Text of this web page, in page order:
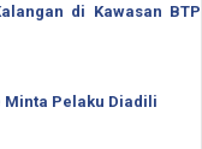
di Kawasan BTP
Minta Pelaku Diadili